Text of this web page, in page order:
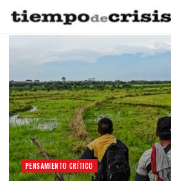
PENSAMIENTO CRÍTICO